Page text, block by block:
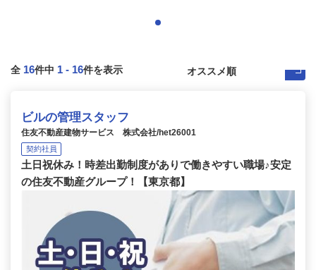
全 16件中 1 - 16件を表示
ビルの管理スタッフ
住友不動産建物サービス 株式会社/het26001
契約社員
土日祝休み！時差出勤制度がありで働きやすい職場♪安定
の住友不動産グループ！【東京都】